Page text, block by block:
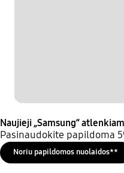
Naujieji „Samsung“
Pasinaudokite papildoma
Noriu papildomos nuolaidos**